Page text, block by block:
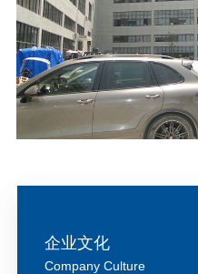
企业文化
Company Culture